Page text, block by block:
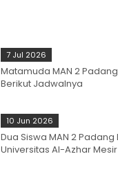
7 Jul 2026
Matamuda MAN 2
Berikut Jadwalnya
10 Jun 2026
Dua Siswa MAN 2 Padang
Universitas Al-Azhar Mesir